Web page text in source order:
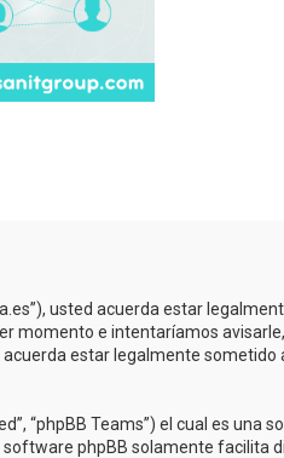
usted acuerda estar
momento e intentaríamos
estar legalmente sometido
“phpBB Teams”) el cual es una
software phpBB solamente facilita